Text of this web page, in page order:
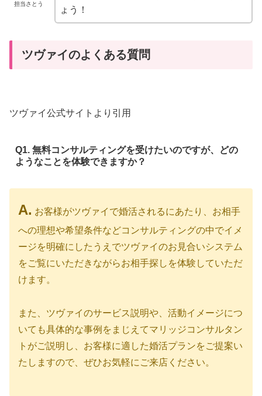
担当さとう
ょう！
ツヴァイのよくある質問
ツヴァイ公式サイトより引用
Q1. 無料コンサルティングを受けたいのですが、どの
ようなことを体験できますか？
A. お客様がツヴァイで婚活されるにあたり、お相手
への理想や希望条件などコンサルティングの中でイメ
ージを明確にしたうえでツヴァイのお見合いシステム
をご覧にいただきながらお相手探しを体験していただ
けます。
また、ツヴァイのサービス説明や、活動イメージにつ
いても具体的な事例をまじえてマリッジコンサルタン
トがご説明し、お客様に適した婚活プランをご提案い
たしますので、ぜひお気軽にご来店ください。